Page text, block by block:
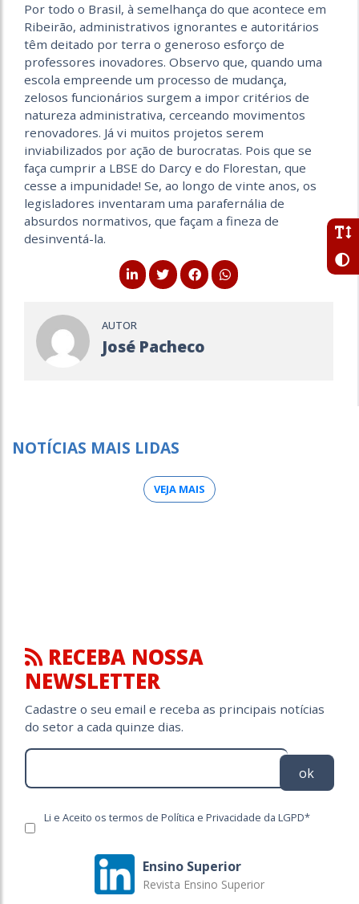
Por todo o Brasil, à semelhança do que acontece em
Ribeirão, administrativos ignorantes e autoritários
têm deitado por terra o generoso esforço de
professores inovadores. Observo que, quando uma
escola empreende um processo de mudança,
zelosos funcionários surgem a impor critérios de
natureza administrativa, cerceando movimentos
renovadores. Já vi muitos projetos serem
inviabilizados por ação de burocratas. Pois que se
faça cumprir a LBSE do Darcy e do Florestan, que
cesse a impunidade! Se, ao longo de vinte anos, os
legisladores inventaram uma parafernália de
absurdos normativos, que façam a fineza de
desinventá-la.
AUTOR
José Pacheco
NOTÍCIAS MAIS LIDAS
VEJA MAIS
RECEBA NOSSA
NEWSLETTER
Cadastre o seu email e receba as principais notícias
do setor a cada quinze dias.
ok
Li e Aceito os termos de Política e Privacidade da LGPD*
Ensino Superior
Revista Ensino Superior